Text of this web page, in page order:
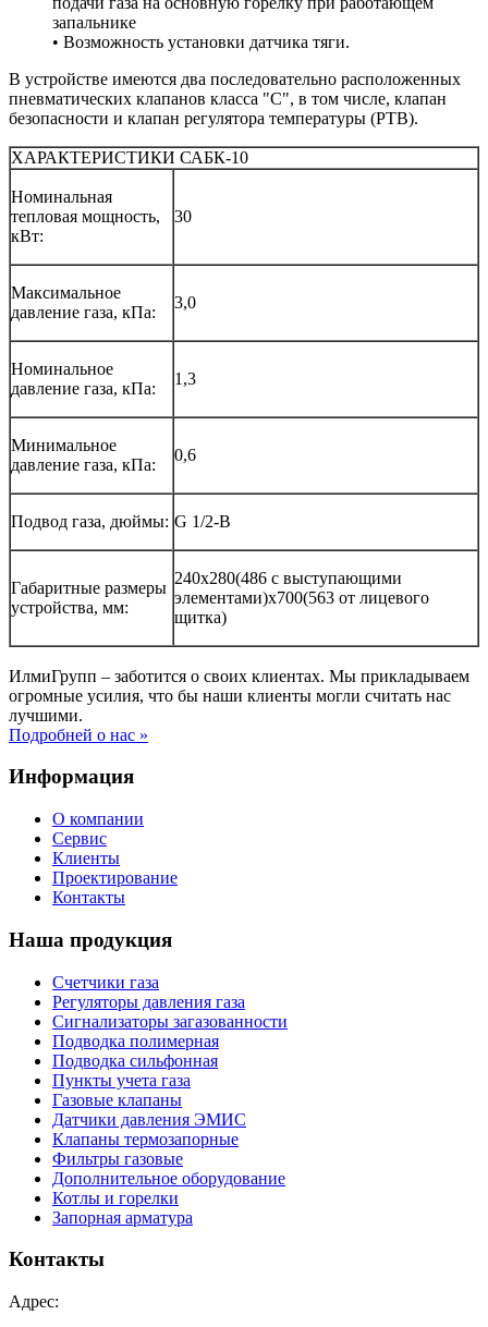
запальнике
• Возможность установки датчика тяги.
В устройстве имеются два последовательно расположенных
пневматических клапанов класса "С", в том числе, клапан
безопасности и клапан регулятора температуры (РТВ).
ХАРАКТЕРИСТИКИ САБК-10
Номинальная
тепловая мощность,
кВт:
30
Максимальное
давление газа, кПа:
3,0
Номинальное
давление газа, кПа:
1,3
Минимальное
давление газа, кПа:
0,6
Подвод газа, дюймы: G 1/2-В
Габаритные размеры
устройства, мм:
240x280(486 с выступающими
элементами)x700(563 от лицевого
щитка)
ИлмиГрупп – заботится о своих клиентах. Мы прикладываем
огромные усилия, что бы наши клиенты могли считать нас
лучшими.
Подробней о нас »
Информация
О компании
Сервис
Клиенты
Проектирование
Контакты
Наша продукция
Счетчики газа
Регуляторы давления газа
Сигнализаторы загазованности
Подводка полимерная
Подводка сильфонная
Пункты учета газа
Газовые клапаны
Датчики давления ЭМИС
Клапаны термозапорные
Фильтры газовые
Дополнительное оборудование
Котлы и горелки
Запорная арматура
Контакты
Адрес: